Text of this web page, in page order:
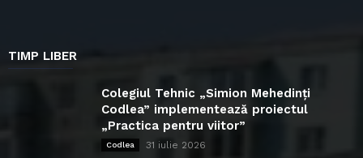
TIMP LIBER
Colegiul Tehnic „Simion Mehedinți
Codlea” implementează proiectul
„Practica pentru viitor”
Codlea 31 iulie 2026